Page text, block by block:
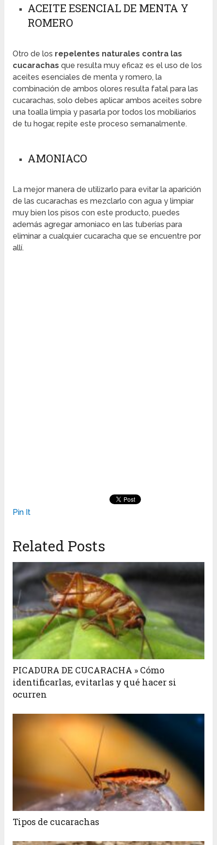
ACEITE ESENCIAL DE MENTA Y
ROMERO
Otro de los repelentes naturales contra las
cucarachas que resulta muy eficaz es el uso de los
aceites esenciales de menta y romero, la
combinación de ambos olores resulta fatal para las
cucarachas, solo debes aplicar ambos aceites sobre
una toalla limpia y pasarla por todos los mobiliarios
de tu hogar, repite este proceso semanalmente.
AMONIACO
La mejor manera de utilizarlo para evitar la aparición
de las cucarachas es mezclarlo con agua y limpiar
muy bien los pisos con este producto, puedes
además agregar amoniaco en las tuberías para
eliminar a cualquier cucaracha que se encuentre por
allí.
Pin It
Related Posts
PICADURA DE CUCARACHA » Cómo
identificarlas, evitarlas y qué hacer si
ocurren
Tipos de cucarachas